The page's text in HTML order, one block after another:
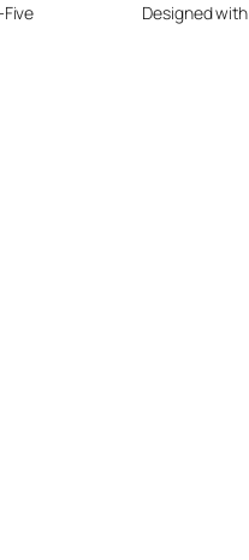
Designed with